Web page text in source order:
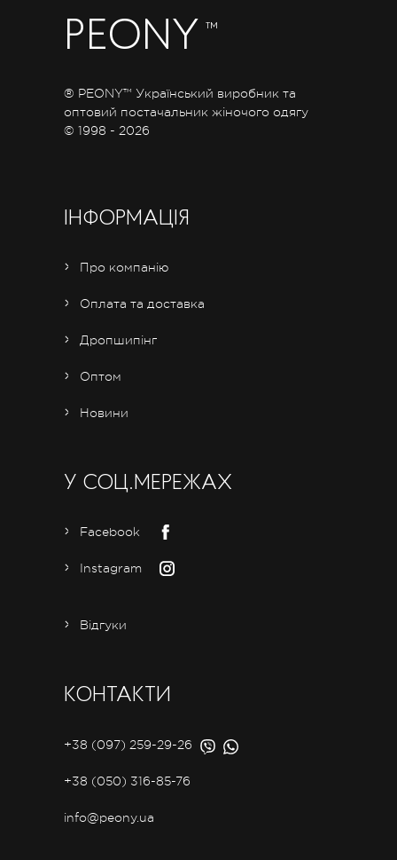
PEONY ™
® PEONY™ Український виробник та
оптовий постачальник жіночого одягу
© 1998 - 2026
ІНФОРМАЦІЯ
Про компанію
Оплата та доставка
Дропшипінг
Оптом
Новини
У СОЦ.МЕРЕЖАХ
Facebook
Instagram
Відгуки
КОНТАКТИ
+38 (097) 259-29-26
+38 (050) 316-85-76
info@peony.ua